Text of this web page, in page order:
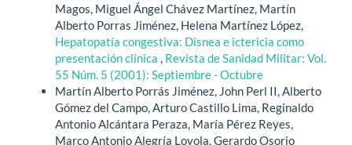
Magos, Miguel Ángel Chávez Martínez, Martín
Alberto Porras Jiménez, Helena Martínez López,
Hepatopatía congestiva: Disnea e ictericia como
presentación clínica
Revista de Sanidad Militar: Vol.
55 Núm. 5 (2001): Septiembre - Octubre
Martín Alberto Porrás Jiménez, John Perl II, Alberto
Gómez del Campo, Arturo Castillo Lima, Reginaldo
Antonio Alcántara Peraza, María Pérez Reyes,
Marco Antonio Alegría Loyola, Gerardo Osorio